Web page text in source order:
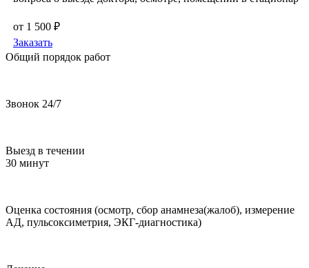
от 1 500 ₽
Заказать
Общий порядок работ
Звонок 24/7
Выезд в течении
30 минут
Оценка состояния (осмотр, сбор анамнеза(жалоб), измерение
АД, пульсоксиметрия, ЭКГ-диагностика)